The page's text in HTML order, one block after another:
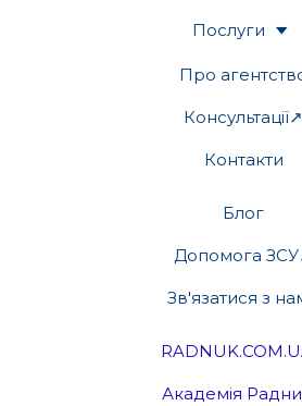
Послуги
Про
Консультації↗
Контакти
Блог
Допомога
Зв'язатися з
Академія